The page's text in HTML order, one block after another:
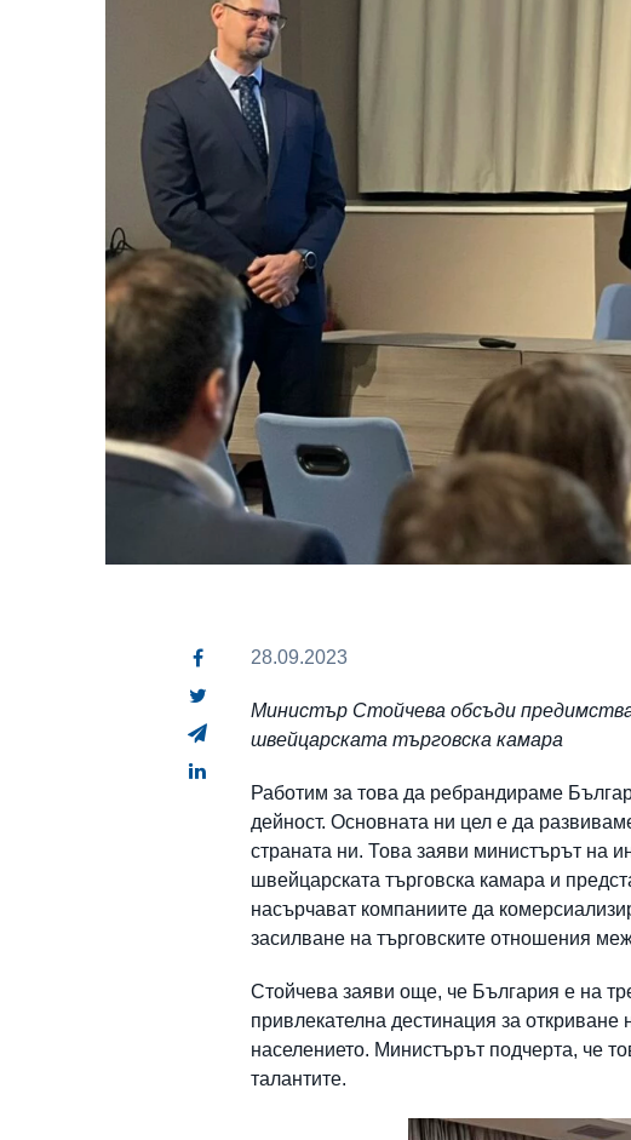
28.09.2023
Министър Стойчева обсъди
швейцарската търговска камара
Работим за това да ребрандираме
дейност. Основната ни цел е да
страната ни. Това заяви министърът на
швейцарската търговска камара и
насърчават компаниите да
засилване на търговските отношения
Стойчева заяви още, че България е на
привлекателна дестинация за
населението. Министърът подчерта, че
талантите.